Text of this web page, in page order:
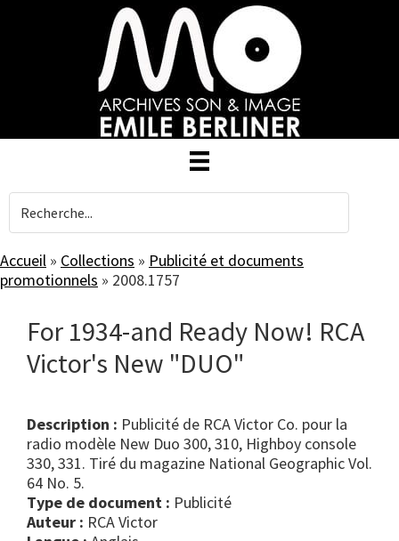
Accueil » Collections » Publicité et documents
promotionnels » 2008.1757
For 1934-and Ready Now! RCA
Victor's New "DUO"
Description : Publicité de RCA Victor Co. pour la
radio modèle New Duo 300, 310, Highboy console
330, 331. Tiré du magazine National Geographic Vol.
64 No. 5.
Type de document :
publicité
Auteur : RCA Victor